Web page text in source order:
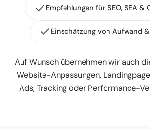
Empfehlungen für SEO, SEA &
Einschätzung von Aufwand
Auf Wunsch übernehmen wir auch
Website-Anpassungen,
Ads, Tracking oder Performance-